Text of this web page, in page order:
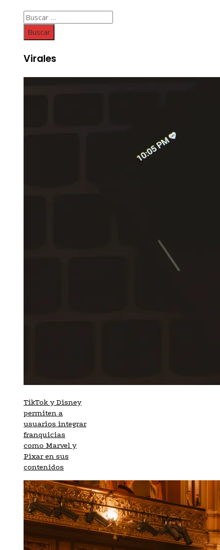
Buscar:
Virales
TikTok y Disney
permiten a
usuarios integrar
franquicias
como Marvel y
Pixar en sus
contenidos